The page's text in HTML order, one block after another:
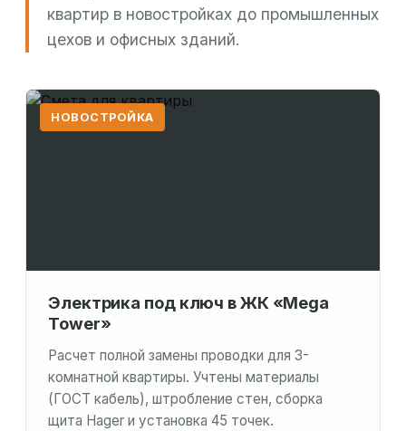
квартир в новостройках до промышленных
цехов и офисных зданий.
НОВОСТРОЙКА
Электрика под ключ в ЖК «Mega
Tower»
Расчет полной замены проводки для 3-
комнатной квартиры. Учтены материалы
(ГОСТ кабель), штробление стен, сборка
щита Hager и установка 45 точек.